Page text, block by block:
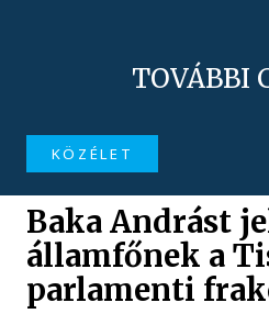
TOVÁBBI
KÖZÉLET
Baka Andrást
államfőnek a
parlamenti